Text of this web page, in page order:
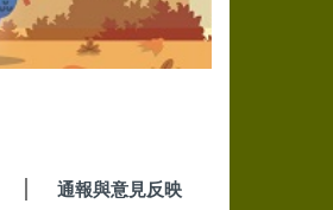
通報與意見反映